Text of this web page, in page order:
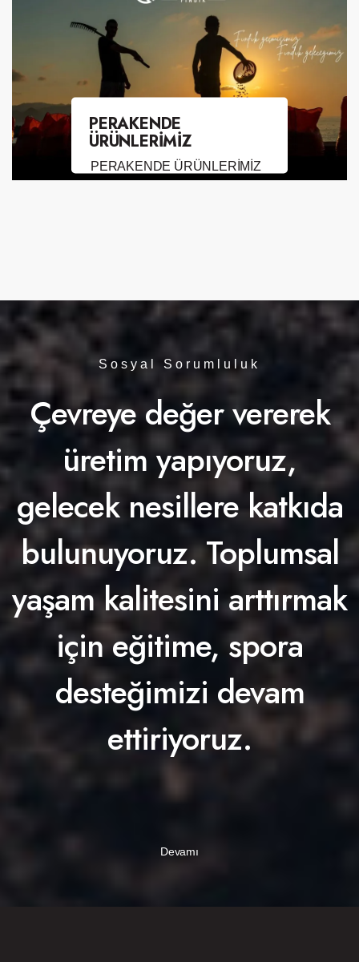
PERAKENDE
ÜRÜNLERİMİZ
PERAKENDE ÜRÜNLERİMİZ
Sosyal Sorumluluk
Çevreye değer vererek
üretim yapıyoruz,
gelecek nesillere katkıda
bulunuyoruz. Toplumsal
yaşam kalitesini arttırmak
için eğitime, spora
desteğimizi devam
ettiriyoruz.
Devamı